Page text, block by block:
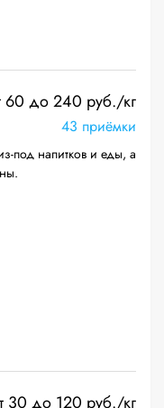
60 до 240 руб./кг
43 приёмки
под напитков и еды, а
30 до 120 руб./кг